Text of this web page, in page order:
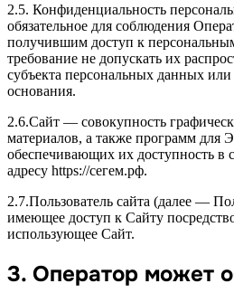
2.5. Конфиденциальность
обязательное для соблюдения
получившим доступ к
требование не допускать их
субъекта персональных данных
основания.
2.6.Сайт — совокупность
материалов, а также программ для
обеспечивающих их доступность в
адресу https://сегем.рф.
2.7.Пользователь сайта (далее —
имеющее доступ к Сайту
использующее Сайт.
3. Оператор может